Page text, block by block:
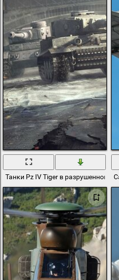
Танки Pz IV Tiger в разрушенном